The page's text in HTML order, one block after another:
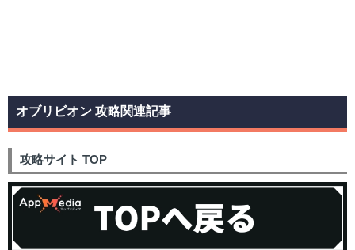
オブリビオン 攻略関連記事
攻略サイト TOP